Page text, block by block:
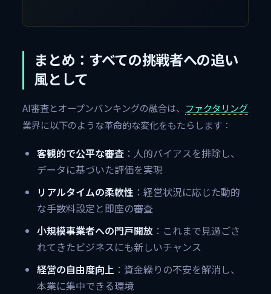
まとめ：すべての挑戦者への追い
風として
AI審査とオープンバンキングの融合は、 ファクタリング
業界に以下のような革命的な変化をもたらします：
客観的で公平な審査 ：人的バイアスを排除し、
データに基づいた評価を実現
リアルタイムの柔軟性 ：経営状況に応じた動的
な手数料設定と即座の審査
小規模事業者への門戸開放 ：これまで見過ごさ
れてきたビジネスにも新しいチャンス
経営の自由度向上 ：資金繰りの不安を解消し、
本業に集中できる環境